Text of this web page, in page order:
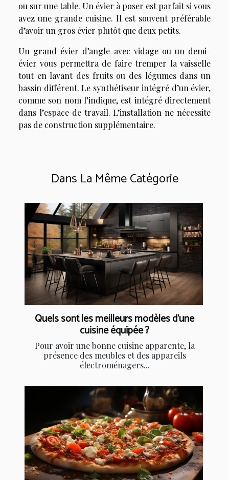
ou sur une table. Un évier à poser est parfait si vous
avez une grande cuisine. Il est souvent préférable
d’avoir un gros évier plutôt que deux petits.
Un grand évier d’angle avec vidage ou un demi-
évier vous permettra de faire tremper la vaisselle
tout en lavant des fruits ou des légumes dans un
bassin différent. Le synthétiseur intégré d’un évier,
comme son nom l’indique, est intégré directement
dans l’espace de travail. L’installation ne nécessite
pas de construction supplémentaire.
Dans La Même Catégorie
Quels sont les meilleurs modèles d’une
cuisine équipée ?
Pour avoir une bonne cuisine apparente, la
présence des meubles et des appareils
électroménagers...